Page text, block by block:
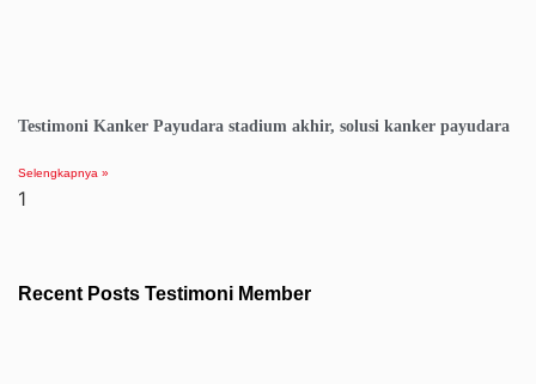
Testimoni Kanker Payudara stadium akhir, solusi kanker payudara
Selengkapnya »
Recent Posts Testimoni Member